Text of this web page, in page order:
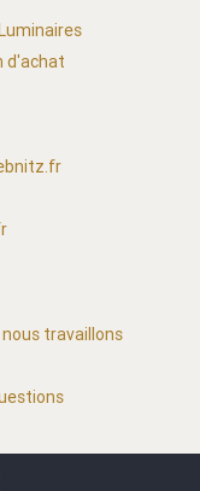
d'achat
travaillons